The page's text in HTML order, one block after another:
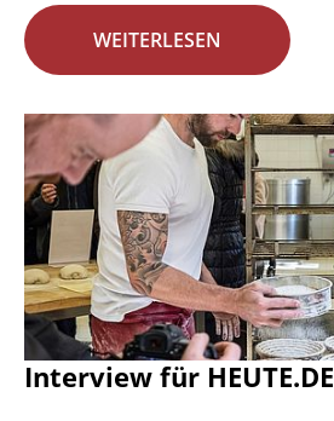
WEITERLESEN
Interview für HEUTE.DE